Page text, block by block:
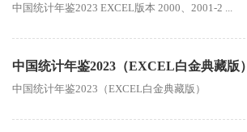
中国统计年鉴2023 EXCEL版本 2000、2001-2 ...
中国统计年鉴2023（EXCEL白金典藏版）
中国统计年鉴2023（EXCEL白金典藏版）